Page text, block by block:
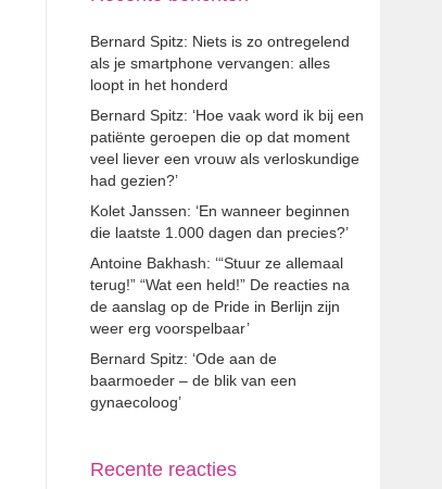
Bernard Spitz: Niets is zo ontregelend
als je smartphone vervangen: alles
loopt in het honderd
Bernard Spitz: ‘Hoe vaak word ik bij een
patiënte geroepen die op dat moment
veel liever een vrouw als verloskundige
had gezien?’
Kolet Janssen: ‘En wanneer beginnen
die laatste 1.000 dagen dan precies?’
Antoine Bakhash: ‘“Stuur ze allemaal
terug!” “Wat een held!” De reacties na
de aanslag op de Pride in Berlijn zijn
weer erg voorspelbaar’
Bernard Spitz: ‘Ode aan de
baarmoeder – de blik van een
gynaecoloog’
Recente reacties